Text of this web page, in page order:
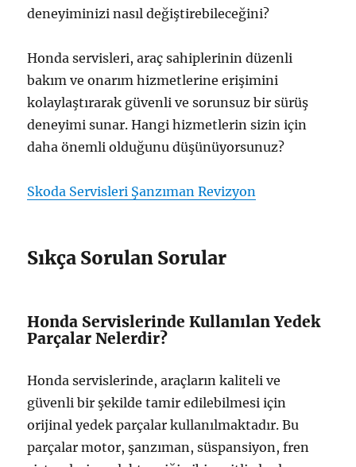
deneyiminizi nasıl değiştirebileceğini?
Honda servisleri, araç sahiplerinin düzenli
bakım ve onarım hizmetlerine erişimini
kolaylaştırarak güvenli ve sorunsuz bir sürüş
deneyimi sunar. Hangi hizmetlerin sizin için
daha önemli olduğunu düşünüyorsunuz?
Skoda Servisleri Şanzıman Revizyon
Sıkça Sorulan Sorular
Honda Servislerinde Kullanılan Yedek
Parçalar Nelerdir?
Honda servislerinde, araçların kaliteli ve
güvenli bir şekilde tamir edilebilmesi için
orijinal yedek parçalar kullanılmaktadır. Bu
parçalar motor, şanzıman, süspansiyon, fren